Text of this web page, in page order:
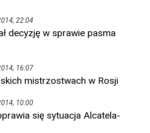
22:04
decyzję w sprawie pasma
16:07
mistrzostwach w Rosji
10:00
się sytuacja Alcatela-